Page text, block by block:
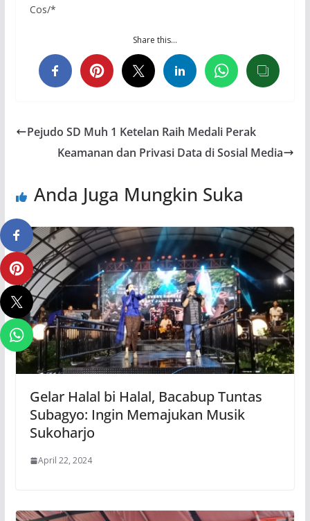
Cos/*
Share this…
Pejudo SD Muh 1 Ketelan Raih Medali Perak
Keamanan dan Privasi Data di Sosial Media
Anda Juga Mungkin Suka
Gelar Halal bi Halal, Bacabup Tuntas
Subagyo: Ingin Memajukan Musik
Sukoharjo
April 22, 2024